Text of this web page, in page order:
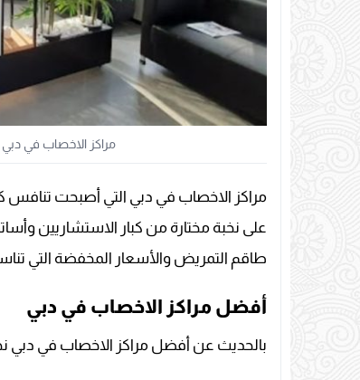
مراكز الاخصاب في دبي | افضل 8 مراكز للاخصاب
مراكز الاخصاب في دبي التي أصبحت تنافس
على نخبة مختارة من كبار الاستشاريين
طاقم التمريض والأسعار المخفضة التي
أفضل مراكز الاخصاب في دبي
بالحديث عن أفضل مراكز الاخصاب في دبي